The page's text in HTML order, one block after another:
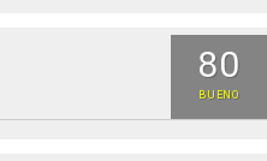
80
BUENO